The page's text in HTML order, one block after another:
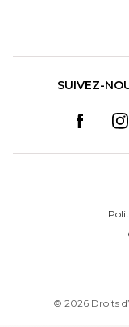
SUIVEZ-
© 2026 Droits